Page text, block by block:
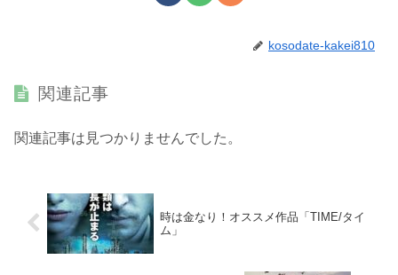
kosodate-kakei810
関連記事
関連記事は見つかりませんでした。
時は金なり！オススメ作品「TIME/タイ
ム」